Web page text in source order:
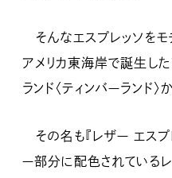
そんなエスプレッソを
アメリカ東海岸で誕生し
ランド〈ティンバーランド〉
その名も『レザー エスプ
ー部分に配色されている